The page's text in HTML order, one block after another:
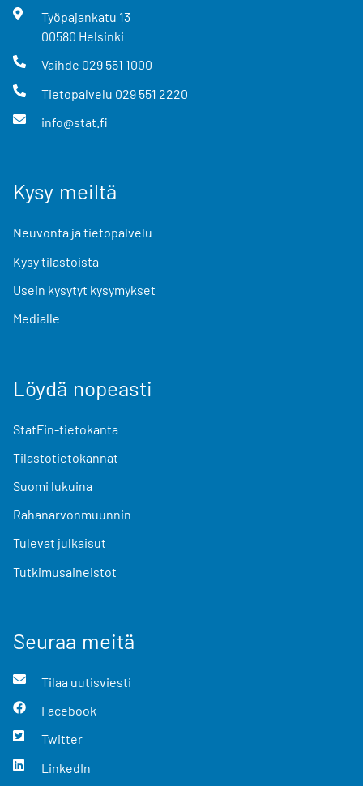
Työpajankatu 13
00580 Helsinki
Vaihde 029 551 1000
Tietopalvelu 029 551 2220
info@stat.fi
Kysy meiltä
Neuvonta ja tietopalvelu
Kysy tilastoista
Usein kysytyt kysymykset
Medialle
Löydä nopeasti
StatFin-tietokanta
Tilastotietokannat
Suomi lukuina
Rahanarvonmuunnin
Tulevat julkaisut
Tutkimusaineistot
Seuraa meitä
Tilaa uutisviesti
Facebook
Twitter
LinkedIn